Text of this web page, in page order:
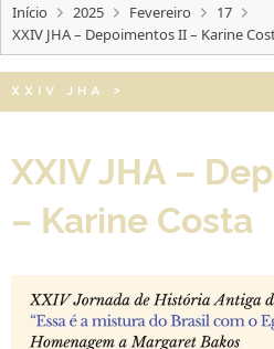
Início 2025 Fevereiro
17
XXIV JHA – Depoimentos II – Karine
XXIV JHA >
XXIV JHA –
– Karine Costa